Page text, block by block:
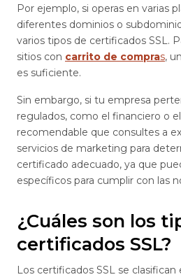
Por ejemplo, si operas en varias
diferentes dominios o
varios tipos de certificados SSL.
sitios con carrito de compras,
es suficiente.
Sin embargo, si tu empresa
regulados, como el financiero o
recomendable que consultes a
servicios de marketing para
certificado adecuado, ya que
específicos para cumplir con las
¿Cuáles son los
certificados SSL?
Los certificados SSL se clasifican